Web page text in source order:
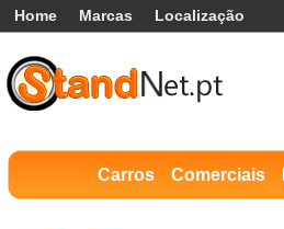
Home Marcas Localização
Carros Comerciais